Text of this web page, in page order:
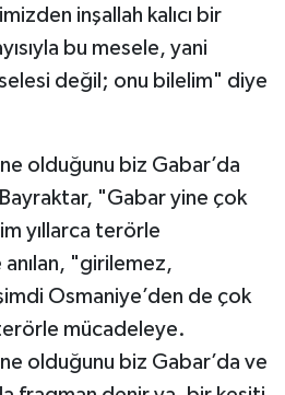
inşallah kalıcı bir
bu mesele, yani
değil; onu bilelim" diye
olduğunu biz Gabar’da
"Gabar yine çok
yıllarca terörle
anılan, "girilemez,
Osmaniye’den de çok
mücadeleye.
olduğunu biz Gabar’da ve